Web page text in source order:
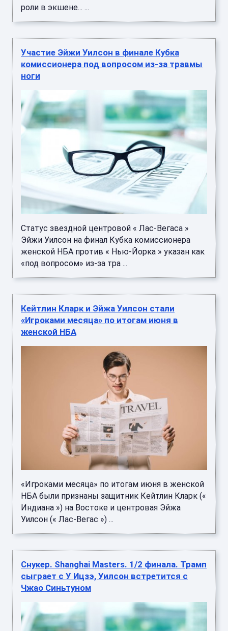
Участие Эйжи Уилсон в финале Кубка
комиссионера под вопросом из-за травмы
ноги
Статус звездной центровой « Лас-Вегаса »
Эйжи Уилсон на финал Кубка комиссионера
женской НБА против « Нью-Йорка » указан как
«под вопросом» из-за тра ...
Кейтлин Кларк и Эйжа Уилсон стали
«Игроками месяца» по итогам июня в
женской НБА
«Игроками месяца» по итогам июня в женской
НБА были признаны защитник Кейтлин Кларк («
Индиана ») на Востоке и центровая Эйжа
Уилсон (« Лас-Вегас ») ...
Снукер. Shanghai Masters. 1/2 финала. Трамп
сыграет с У Ицзэ, Уилсон встретится с
Чжао Синьтуном